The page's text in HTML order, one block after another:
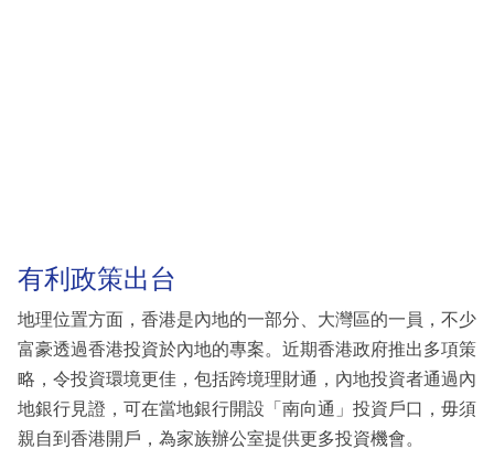
有利政策出台
地理位置方面，香港是內地的一部分、大灣區的一員，不少
富豪透過香港投資於內地的專案。近期香港政府推出多項策
略，令投資環境更佳，包括跨境理財通，內地投資者通過內
地銀行見證，可在當地銀行開設「南向通」投資戶口，毋須
親自到香港開戶，為家族辦公室提供更多投資機會。